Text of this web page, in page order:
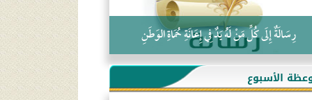
رِسَالَةٌ إِلَى كُلِّ مَنْ لَهُ يَدٌ فِي إِعَانَةِ حُمَاةِ الوَطَنِ
الأسبوع